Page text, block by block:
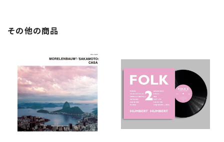
その他の商品